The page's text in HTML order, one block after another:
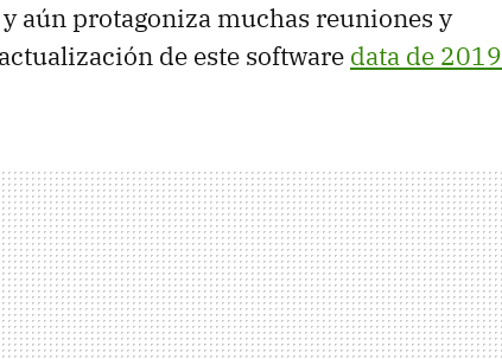
aún protagoniza muchas reuniones y
de este software data de 2019